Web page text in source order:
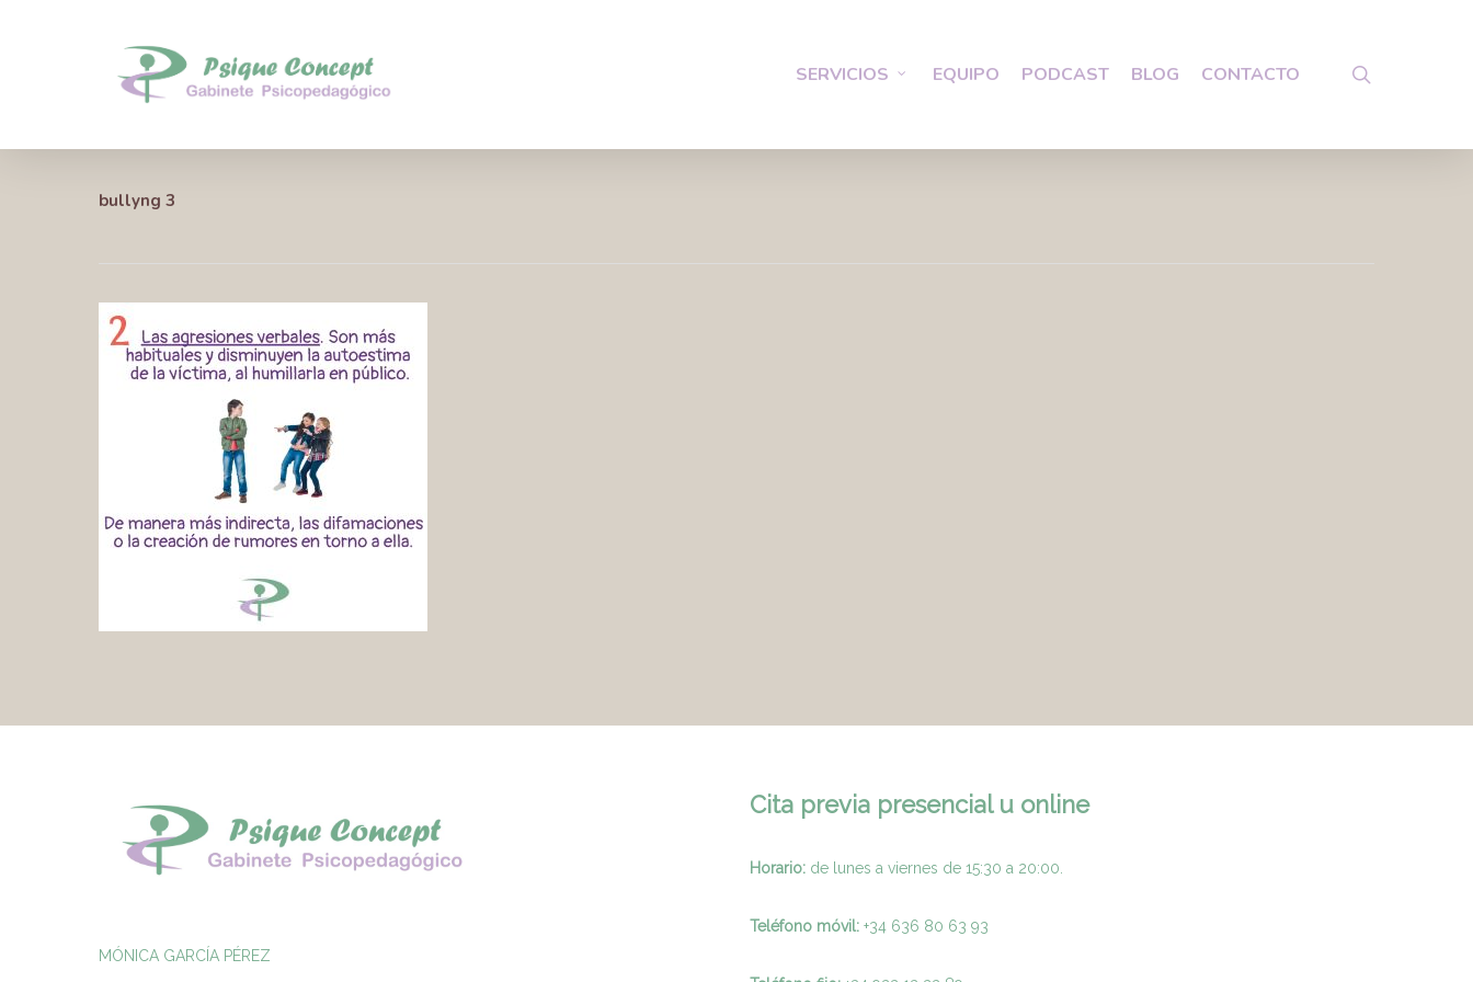
SERVICIOS EQUIPO PODCAST BLOG CONTACTO
bullyng 3
MÓNICA GARCÍA PÉREZ
Cita previa presencial u online
Horario:de lunes a viernes de 15:30 a 20:00.
Teléfono móvil: +34 636 80 63 93